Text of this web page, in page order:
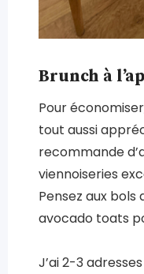
Brunch à
Pour
tout aussi
recommande
viennoiseries
Pensez aux bols
avocado toats
J’ai 2-3